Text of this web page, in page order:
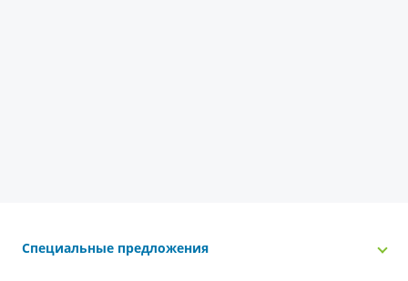
Специальные предложения